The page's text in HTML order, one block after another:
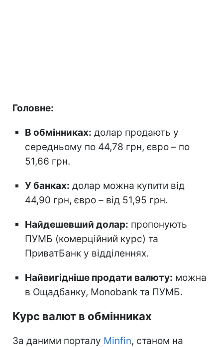
Головне:
В обмінниках: долар продають у
середньому по 44,78 грн, євро – по
51,66 грн.
У банках: долар можна купити від
44,90 грн, євро – від 51,95 грн.
Найдешевший долар: пропонують
ПУМБ (комерційний курс) та
ПриватБанк у відділеннях.
Найвигідніше продати валюту: можна
в Ощадбанку, Monobank та ПУМБ.
Курс валют в обмінниках
За даними порталу Minfin, станом на